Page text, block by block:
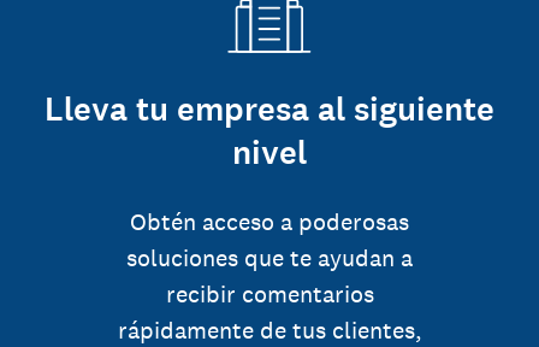
Lleva tu empresa al siguiente
nivel
Obtén acceso a poderosas
soluciones que te ayudan a
recibir comentarios
rápidamente de tus clientes,